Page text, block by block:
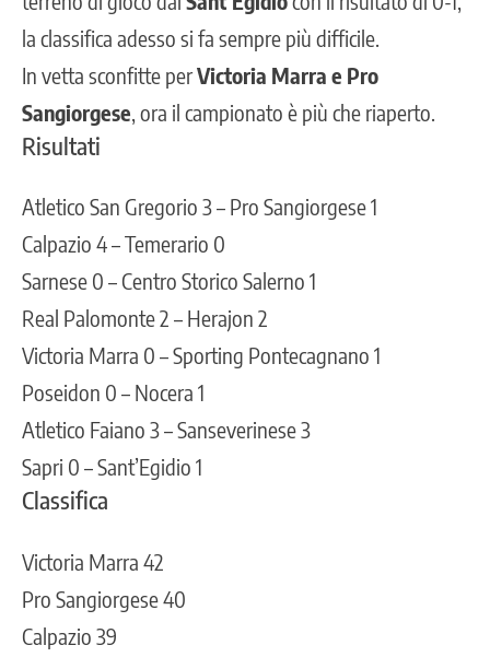
la classifica adesso si fa sempre più difficile.
In vetta sconfitte perVictoria Marra e Pro
Sangiorgese, ora il campionato è più che riaperto.
Risultati
Atletico San Gregorio 3 – Pro Sangiorgese 1
Calpazio 4 – Temerario 0
Sarnese 0 – Centro Storico Salerno 1
Real Palomonte 2 – Herajon 2
Victoria Marra 0 – Sporting Pontecagnano 1
Poseidon 0 – Nocera 1
Atletico Faiano 3 – Sanseverinese 3
Sapri 0 – Sant’Egidio 1
Classifica
Victoria Marra 42
Pro Sangiorgese 40
Calpazio 39